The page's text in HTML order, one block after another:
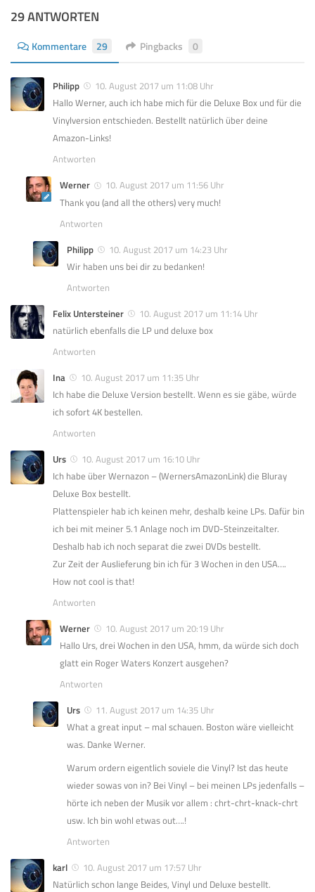
29 ANTWORTEN
Kommentare 29 Pingbacks 0
Philipp
10. August 2017 um 11:08 Uhr
Hallo Werner, auch ich habe mich für die Deluxe Box und für die
Vinylversion entschieden. Bestellt natürlich über deine
Amazon-Links!
Antworten
Werner
10. August 2017 um 11:56 Uhr
Thank you (and all the others) very much!
Antworten
Philipp
10. August 2017 um 14:23 Uhr
Wir haben uns bei dir zu bedanken!
Antworten
Felix Untersteiner
10. August 2017 um 11:14 Uhr
natürlich ebenfalls die LP und deluxe box
Antworten
Ina
10. August 2017 um 11:35 Uhr
Ich habe die Deluxe Version bestellt. Wenn es sie gäbe, würde
ich sofort 4K bestellen.
Antworten
Urs
10. August 2017 um 16:10 Uhr
Ich habe über Wernazon – (WernersAmazonLink) die Bluray
Deluxe Box bestellt.
Plattenspieler hab ich keinen mehr, deshalb keine LPs. Dafür bin
ich bei mit meiner 5.1 Anlage noch im DVD-Steinzeitalter.
Deshalb hab ich noch separat die zwei DVDs bestellt.
Zur Zeit der Auslieferung bin ich für 3 Wochen in den USA….
How not cool is that!
Antworten
Werner
10. August 2017 um 20:19 Uhr
Hallo Urs, drei Wochen in den USA, hmm, da würde sich doch
glatt ein Roger Waters Konzert ausgehen?
Antworten
Urs
11. August 2017 um 14:35 Uhr
What a great input – mal schauen. Boston wäre vielleicht
was. Danke Werner.
Warum ordern eigentlich soviele die Vinyl? Ist das heute
wieder sowas von in? Bei Vinyl – bei meinen LPs jedenfalls –
hörte ich neben der Musik vor allem : chrt-chrt-knack-chrt
usw. Ich bin wohl etwas out….!
Antworten
karl
10. August 2017 um 17:57 Uhr
Natürlich schon lange Beides, Vinyl und Deluxe bestellt.